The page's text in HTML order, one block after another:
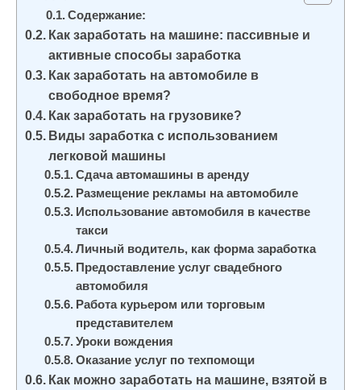
Содержание:
Как заработать на машине: пассивные и
активные способы заработка
Как заработать на автомобиле в
свободное время?
Как заработать на грузовике?
Виды заработка с использованием
легковой машины
Сдача автомашины в аренду
Размещение рекламы на автомобиле
Использование автомобиля в качестве
такси
Личный водитель, как форма заработка
Предоставление услуг свадебного
автомобиля
Работа курьером или торговым
представителем
Уроки вождения
Оказание услуг по техпомощи
Как можно заработать на машине, взятой в